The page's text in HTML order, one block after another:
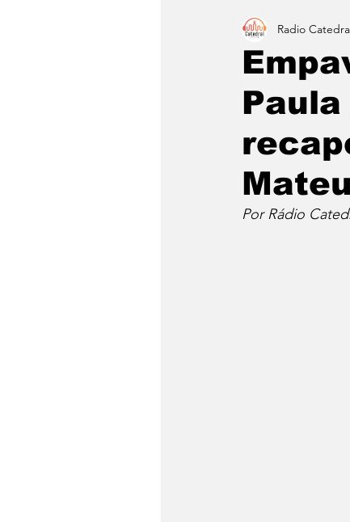
ESPORTE Radio
Por Rádio